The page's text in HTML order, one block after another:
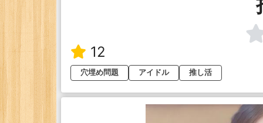
12
穴埋め問題 アイドル 推し活